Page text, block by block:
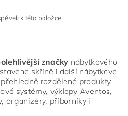
k této položce.
značky nábytkového
skříně i další nábytkové
rozdělené produkty
systémy, výklopy Aventos,
organizéry, příborníky i